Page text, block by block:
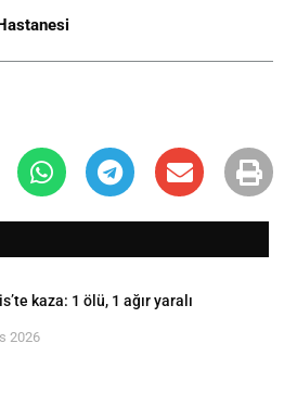
kaza: 1 ölü, 1 ağır yaralı
2026